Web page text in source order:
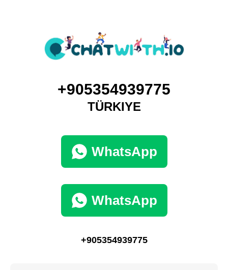
+905354939775
TÜRKIYE
WhatsApp
WhatsApp
+905354939775